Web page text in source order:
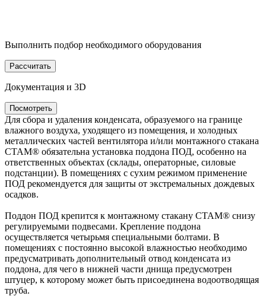
Выполнить подбор необходимого оборудования
Рассчитать
Документация и 3D
Посмотреть
Для сбора и удаления конденсата, образуемого на границе
влажного воздуха, уходящего из помещения, и холодных
металлических частей вентилятора и/или монтажного стакана
СТАМ® обязательна установка поддона ПОД, особенно на
ответственных объектах (склады, операторные, силовые
подстанции). В помещениях с сухим режимом применение
ПОД рекомендуется для защиты от экстремальных дождевых
осадков.
Поддон ПОД крепится к монтажному стакану СТАМ® снизу
регулируемыми подвесами. Крепление поддона
осуществляется четырьмя специальными болтами. В
помещениях с постоянно высокой влажностью необходимо
предусматривать дополнительный отвод конденсата из
поддона, для чего в нижней части днища предусмотрен
штуцер, к которому может быть присоединена водоотводящая
труба.